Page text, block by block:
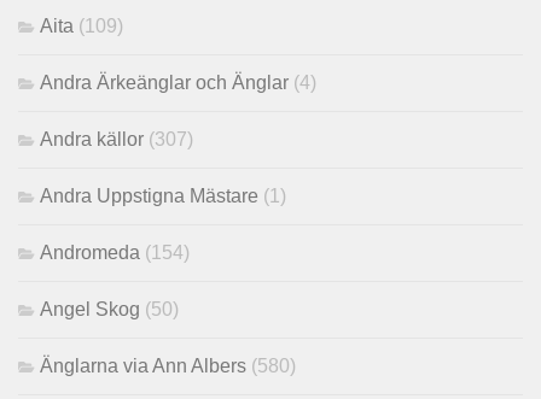
Aita (109)
Andra Ärkeänglar och Änglar (4)
Andra källor (307)
Andra Uppstigna Mästare (1)
Andromeda (154)
Angel Skog (50)
Änglarna via Ann Albers (580)